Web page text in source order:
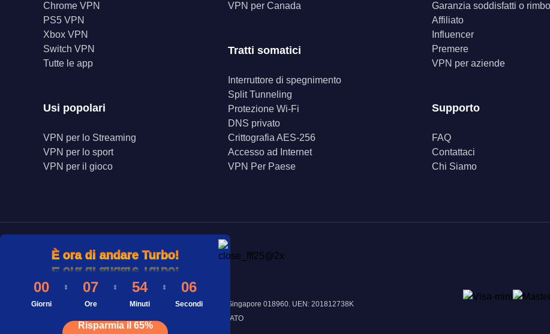
Chrome VPN
PS5 VPN
Xbox VPN
Switch VPN
Tutte le app
Usi popolari
VPN per lo Streaming
VPN per lo sport
VPN per il gioco
VPN per Canada
Tratti somatici
Interruttore di spegnimento
Split Tunneling
Protezione Wi-Fi
DNS privato
Crittografia AES-256
Accesso ad Internet
VPN Per Paese
Garanzia soddisfatti o
Affiliato
Influencer
Premere
VPN per aziende
Supporto
FAQ
Contattaci
Chi Siamo
Indirizzo: 8 Marina View #43-052A Asia Square Tower 1, Singapore 018960. UEN: 201812738K
©Copyright 2025 INNOVATIVE CONNECTING PTE. LIMITATO
È ora di andare Turbo!
È ora di andare Turbo!
È ora di andare Turbo!
00 07 54 06
Giorni Ore Minuti Secondi
Risparmia il 65%